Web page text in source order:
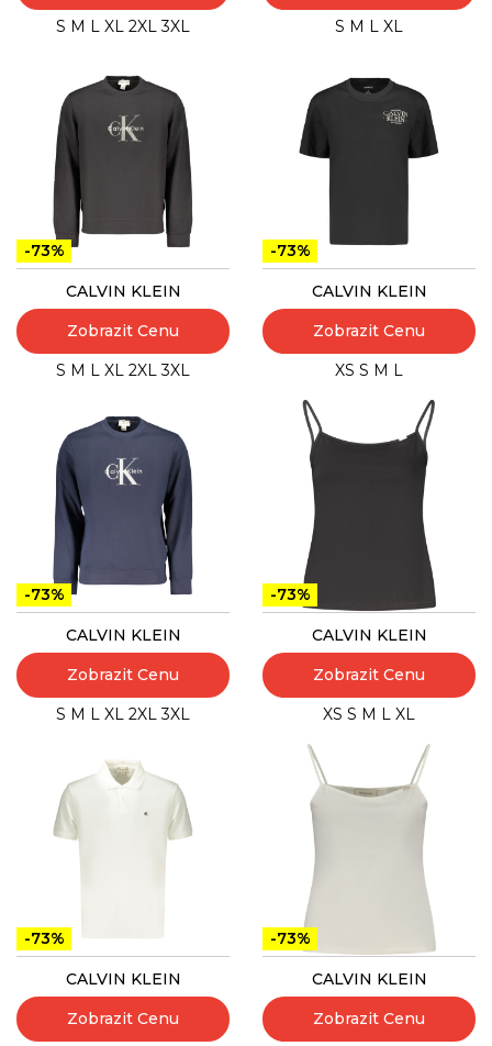
S M L XL 2XL 3XL
S M L XL
-73%
CALVIN KLEIN
Zobrazit Cenu
S M L XL 2XL 3XL
-73%
CALVIN KLEIN
Zobrazit Cenu
XS S M L
-73%
CALVIN KLEIN
Zobrazit Cenu
S M L XL 2XL 3XL
-73%
CALVIN KLEIN
Zobrazit Cenu
XS S M L XL
-73%
CALVIN KLEIN
Zobrazit Cenu
-73%
CALVIN KLEIN
Zobrazit Cenu